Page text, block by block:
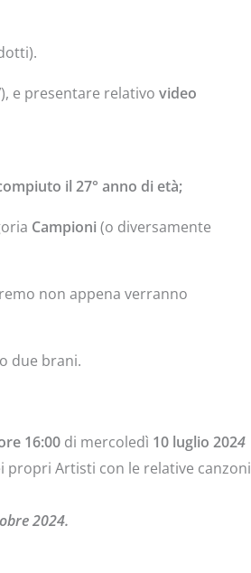
), e presentare relativo video
il 27° anno di età;
Campioni (o diversamente
non appena verranno
due brani.
16:00di mercoledì 10 luglio 2024
propri Artisti con le relative canzoni
2024.